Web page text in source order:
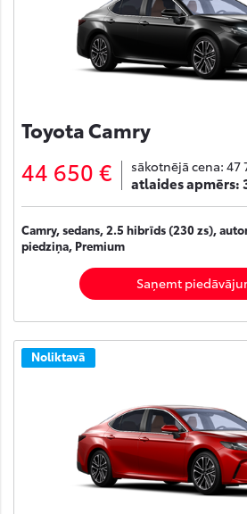
Toyota Camry
44 650 € sākotnējā cena: 47
atlaides apmērs:
Camry, sedans, 2.5 hibrīds (230 zs),
piedziņa, Premium
Saņemt
Noliktavā